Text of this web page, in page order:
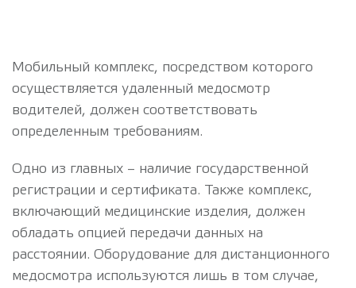
Мобильный комплекс, посредством которого
осуществляется удаленный медосмотр
водителей, должен соответствовать
определенным требованиям.
Одно из главных – наличие государственной
регистрации и сертификата. Также комплекс,
включающий медицинские изделия, должен
обладать опцией передачи данных на
расстоянии. Оборудование для дистанционного
медосмотра используются лишь в том случае,